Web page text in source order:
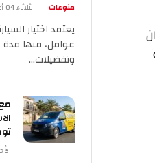
الثلاثاء 04 أغسطس 9:21 م
يعتمد اختيار السيارة
عوامل، منها مدة
وتفضيلات…
مع تزايد
توفر